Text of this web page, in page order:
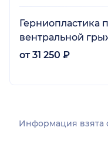
Герниопластика
вентральной
от 31 250 ₽
Информация взята